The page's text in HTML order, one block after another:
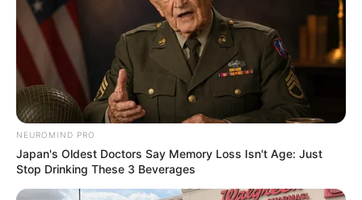
NEUROMIND PRO
Japan's Oldest Doctors Say Memory Loss Isn't Age: Just
Stop Drinking These 3 Beverages